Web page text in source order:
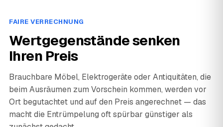
FAIRE VERRECHNUNG
Wertgegenstände senken
Ihren Preis
Brauchbare Möbel, Elektrogeräte oder Antiquitäten, die
beim Ausräumen zum Vorschein kommen, werden vor
Ort begutachtet und auf den Preis angerechnet — das
macht die Entrümpelung oft spürbar günstiger als